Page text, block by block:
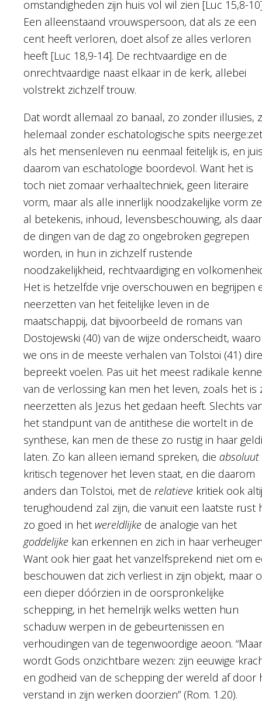
omstandigheden zijn huis vol wil zien [Luc 15,8-
Een alleenstaand vrouwspersoon, dat als ze een
cent heeft verloren, doet alsof ze alles verloren
heeft [Luc 18,9-14]. De rechtvaardige en de
onrechtvaardige naast elkaar in de kerk, allebei
volstrekt zichzelf trouw.
Dat wordt allemaal zo banaal, zo zonder illusies,
helemaal zonder eschatologische spits
als het mensenleven nu eenmaal feitelijk is, en
daarom van eschatologie boordevol. Want het is
toch niet zomaar verhaaltechniek, geen literaire
vorm, maar als alle innerlijk noodzakelijke vorm
al betekenis, inhoud, levensbeschouwing, als daar
de dingen van de dag zo ongebroken gegrepen
worden, in hun in zichzelf rustende
noodzakelijkheid, rechtvaardiging en
Het is hetzelfde vrije overschouwen en begrijpen
neerzetten van het feitelijke leven in de
maatschappij, dat bijvoorbeeld de romans van
Dostojewski (40) van de wijze onderscheidt,
we ons in de meeste verhalen van Tolstoi (41)
bepreekt voelen. Pas uit het meest radikale
van de verlossing kan men het leven, zoals het is
neerzetten als Jezus het gedaan heeft. Slechts
het standpunt van de antithese die wortelt in de
synthese, kan men de these zo rustig in haar
laten. Zo kan alleen iemand spreken, die absoluut
kritisch tegenover het leven staat, en die daarom
anders dan Tolstoi, met de relatieve kritiek ook
terughoudend zal zijn, die vanuit een laatste rust
zo goed in het wereldlijke de analogie van het
goddelijke kan erkennen en zich in haar
Want ook hier gaat het vanzelfsprekend niet om
beschouwen dat zich verliest in zijn objekt, maar
een dieper dóórzien in de oorspronkelijke
schepping, in het hemelrijk welks wetten hun
schaduw werpen in de gebeurtenissen en
verhoudingen van de tegenwoordige aeoon. “Maar
wordt Gods onzichtbare wezen: zijn eeuwige
en godheid van de schepping der wereld af door
verstand in zijn werken doorzien” (Rom. 1.20).